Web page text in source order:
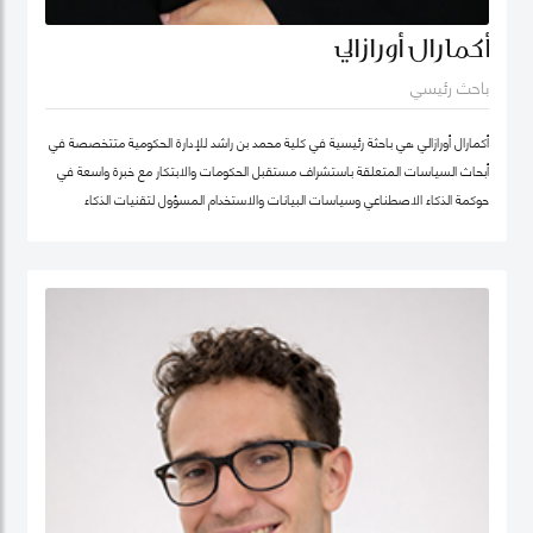
أكمارال أورازالي
باحث رئيسي
أكمارال أورازالي هي باحثة رئيسية في كلية محمد بن راشد للإدارة الحكومية متتخصصة في
أبحاث السياسات المتعلقة باستشراف مستقبل الحكومات والابتكار مع خبرة واسعة في
حوكمة الذكاء الاصطناعي وسياسات البيانات والاستخدام المسؤول لتقنيات الذكاء
وسياسات البيانات مع اهتمام خاص بتطوير أطر عملية تدعم الابتكار في القطاع العام
التطبيقية، مستندة إلى تجربة مهنية غنية في التحول الرقمي للقطاع الحكومي.